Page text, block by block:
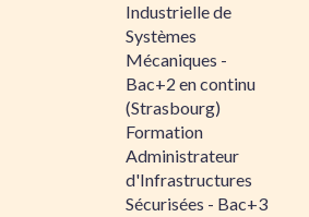
Industrielle de
Systèmes
Mécaniques -
Bac+2 en continu
(Strasbourg)
Formation
Administrateur
d'Infrastructures
Sécurisées - Bac+3